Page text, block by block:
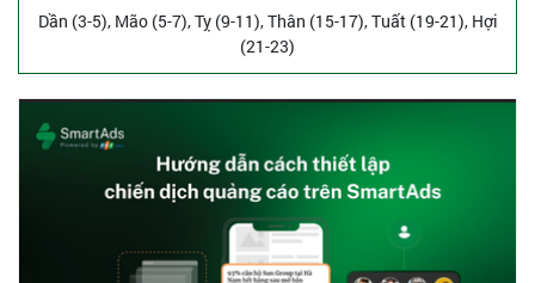
Dần (3-5), Mão (5-7), Tỵ (9-11), Thân (15-17), Tuất (19-21), Hợi
(21-23)